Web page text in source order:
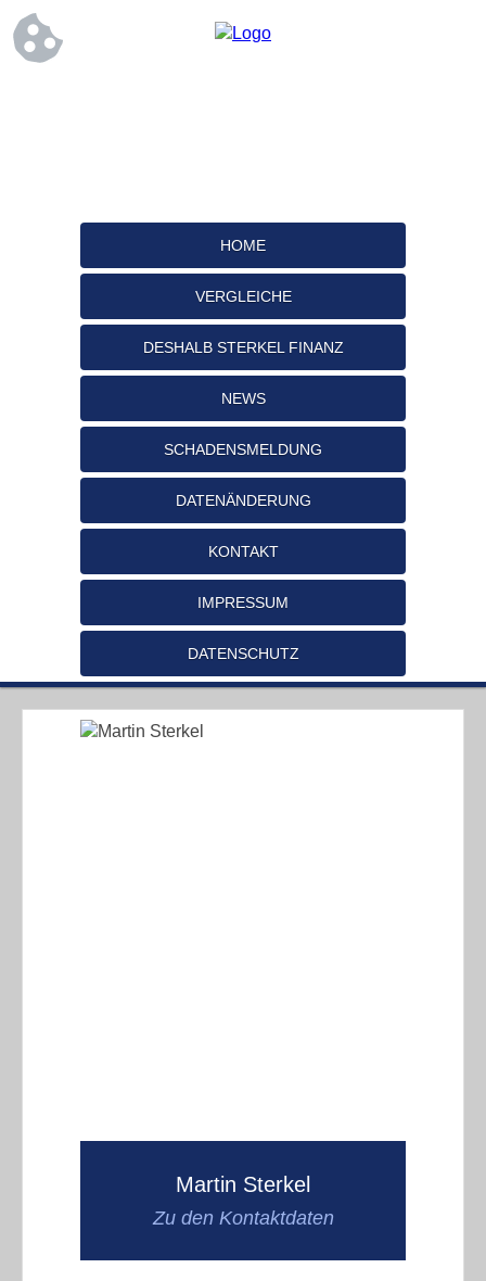
HOME
VERGLEICHE
DESHALB STERKEL FINANZ
NEWS
SCHADENSMELDUNG
DATENÄNDERUNG
KONTAKT
IMPRESSUM
DATENSCHUTZ
Martin Sterkel
Zu den Kontaktdaten